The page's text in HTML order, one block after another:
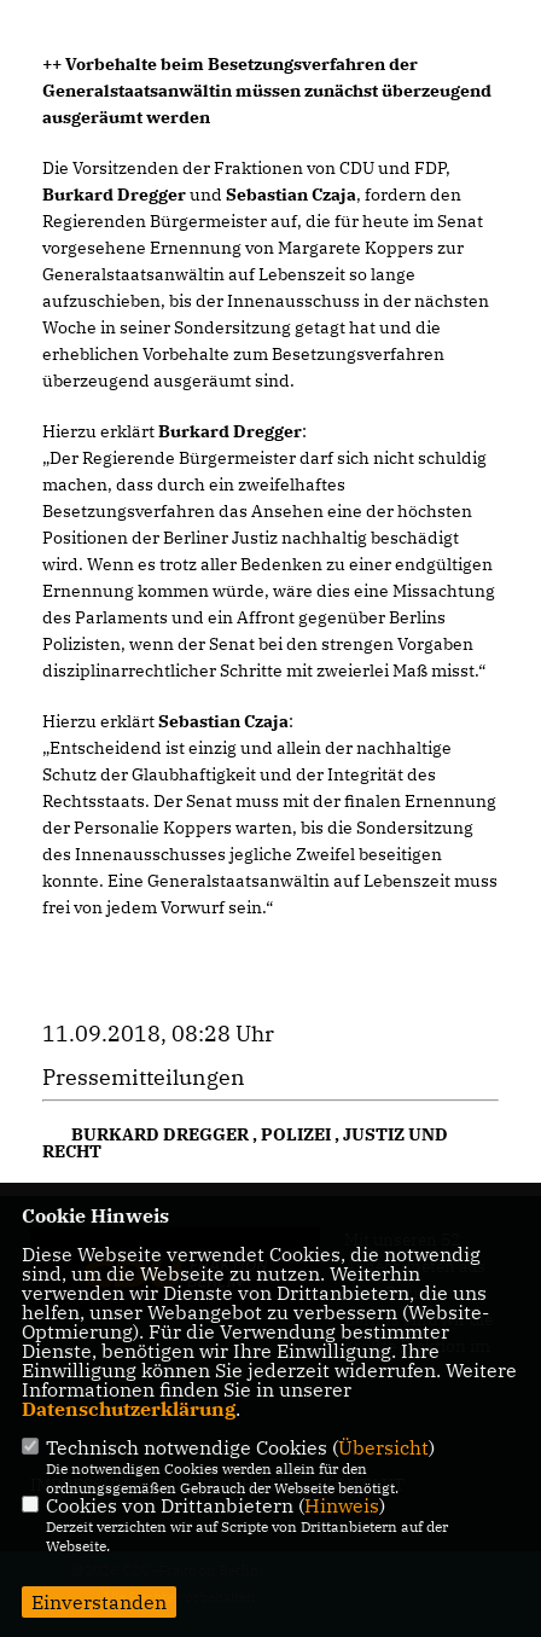
++ Vorbehalte beim Besetzungsverfahren der
Generalstaatsanwältin müssen zunächst überzeugend
ausgeräumt werden
Die Vorsitzenden der Fraktionen von CDU und FDP,
Burkard Dreggerund Sebastian Czaja, fordern den
Regierenden Bürgermeister auf, die für heute im Senat
vorgesehene Ernennung von Margarete Koppers zur
Generalstaatsanwältin auf Lebenszeit so lange
aufzuschieben, bis der Innenausschuss in der nächsten
Woche in seiner Sondersitzung getagt hat und die
erheblichen Vorbehalte zum Besetzungsverfahren
überzeugend ausgeräumt sind.
Hierzu erklärtBurkard Dregger:
Der Regierende Bürgermeister darf sich nicht schuldig
machen, dass durch ein zweifelhaftes
Besetzungsverfahren das Ansehen eine der höchsten
Positionen der Berliner Justiz nachhaltig beschädigt
wird. Wenn es trotz aller Bedenken zu einer endgültigen
Ernennung kommen würde, wäre dies eine Missachtung
des Parlaments und ein Affront gegenüber Berlins
Polizisten, wenn der Senat bei den strengen Vorgaben
disziplinarrechtlicher Schritte mit zweierlei Maß misst.“
Hierzu erklärtSebastian Czaja:
Entscheidend ist einzig und allein der nachhaltige
Schutz der Glaubhaftigkeit und der Integrität des
Rechtsstaats. Der Senat muss mit der finalen Ernennung
der Personalie Koppers warten, bis die Sondersitzung
des Innenausschusses jegliche Zweifel beseitigen
konnte. Eine Generalstaatsanwältin auf Lebenszeit muss
frei von jedem Vorwurf sein.“
11.09.2018, 08:28 Uhr
Pressemitteilungen
BURKARD DREGGER,POLIZEI,JUSTIZ UND
RECHT
Abgeordneten aus
allen Bezirken
Berlins sind wir die
größte Fraktion im
Berliner Abgeordnetenhaus.
IMPRESSUM DATENSCHUTZ KONTAKT
Alle Rechte vorbehalten.
Cookie Hinweis
Diese Webseite verwendet Cookies, die notwendig
sind, um die Webseite zu nutzen. Weiterhin
verwenden wir Dienste von Drittanbietern, die uns
helfen, unser Webangebot zu verbessern (Website-
Optmierung). Für die Verwendung bestimmter
Dienste, benötigen wir Ihre Einwilligung. Ihre
Einwilligung können Sie jederzeit widerrufen. Weitere
Informationen finden Sie in unserer
Datenschutzerklärung.
Technisch notwendige Cookies (Übersicht)
Die notwendigen Cookies werden allein für den
ordnungsgemäßen Gebrauch der Webseite benötigt.
Cookies von Drittanbietern (Hinweis)
Derzeit verzichten wir auf Scripte von Drittanbietern auf der
Webseite.
Einverstanden